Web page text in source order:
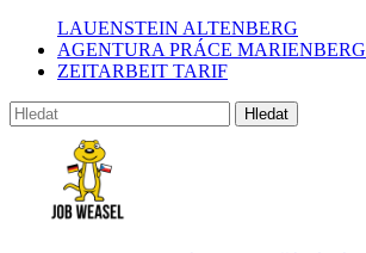
LAUENSTEIN ALTENBERG
AGENTURA PRÁCE MARIENBERG
ZEITARBEIT TARIF